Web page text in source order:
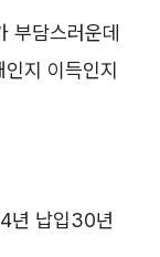
부담스러운데
지 이득인지
년 납입30년